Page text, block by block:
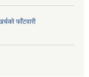
फाँटवारी